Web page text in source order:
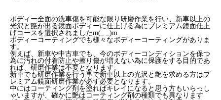
ボディー全面の洗車傷を可能な限り研磨作業を行い、新車以上の
光沢と艶が出る鏡面ボディーに仕上げる為にプレミアム鏡面仕上
げコースを選択されましたm(_ _)m
ボディーコーティングでも様々なボディーコーティングがありま
す。
例えば、新車や中古車でも、今のボディーコンディションを保つ
為に汚れの付着防止や擦り傷が増えない為に保護をする目的であ
れば、研磨作業は不要となります。
新車でも研磨作業を行う事で新車以上の光沢と艶を求める方はプ
レミアム鏡面研磨作業が必ず必要となります。
中にはコーティング剤を塗ればキレイになると思う方もいらっし
ゃいますが、確かに艶はコーティング剤の種類でも異なります